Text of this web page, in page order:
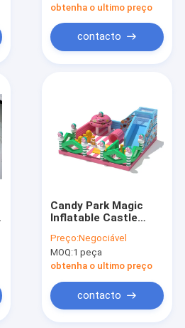
obtenha o ultimo preço
contacto
Candy Park Magic
Inflatable Castle
Crianças
Preço:Negociável
MOQ:1 peça
obtenha o ultimo preço
contacto